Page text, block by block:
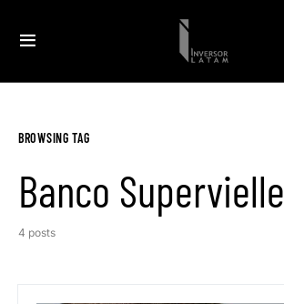
BROWSING TAG
Banco Supervielle
4 posts